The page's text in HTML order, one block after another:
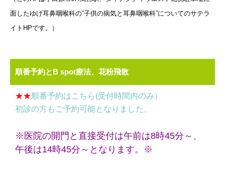
面したゆげ耳鼻咽喉科の”子供の病気と耳鼻咽喉科”についてのサテラ
イトHPです。）
順番予約とB spot療法、花粉飛散
★★ 順番予約はこちら(受付時間内のみ）
初診の方もご予約可能となりました。
※医院の開門と直接受付は午前は8時45分～、
午後は14時45分～となります。※